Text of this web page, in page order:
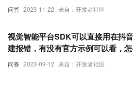
问答 2023-11-22 来自：开发者社区
问答 2023-09-12 来自：开发者社区
视觉智能平台SDK可以直接用在抖
建报错，有没有官方示例可以看，